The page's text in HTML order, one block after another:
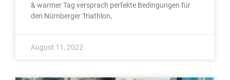
& warmer Tag versprach perfekte Bedingungen für
den Nürnberger Triathlon,
August 11, 2022